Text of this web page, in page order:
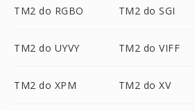
TM2 do RGBO TM2 do SGI
TM2 do UYVY TM2 do VIFF
TM2 do XPM TM2 do XV